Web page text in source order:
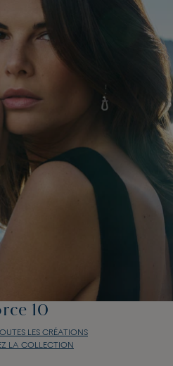
10
LES CRÉATIONS
LA COLLECTION